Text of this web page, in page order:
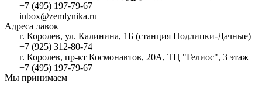
+7 (495) 197-79-67
inbox@zemlynika.ru
Адреса лавок
г. Королев, ул. Калинина, 1Б (станция Подлипки-Дачные)
+7 (925) 312-80-74
г. Королев, пр-кт Космонавтов, 20А, ТЦ "Гелиос", 3 этаж
+7 (495) 197-79-67
Мы принимаем